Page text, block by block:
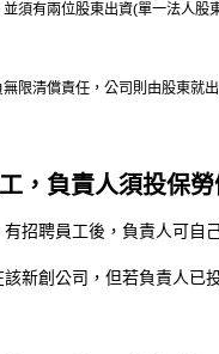
須有兩位股東出資(單一法人
限清償責任，公司則由股東就
，負責人須投保
招聘員工後，負責人可自
新創公司，但若負責人已